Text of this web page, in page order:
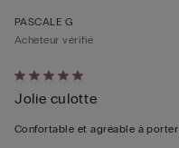
Évalué
5sur 5
PASCALE G
Acheteur vérifié
Jolie culotte
Confortable et agréable à porter